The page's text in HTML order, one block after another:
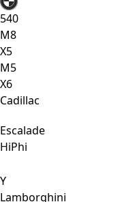
540
M8
X5
М5
Х6
Cadillac
Escalade
HiPhi
Y
Lamborghini